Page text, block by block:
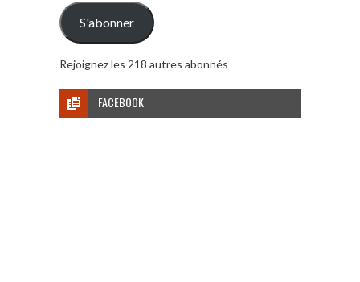
mail
S'abonner
Rejoignez les 218 autres abonnés
FACEBOOK